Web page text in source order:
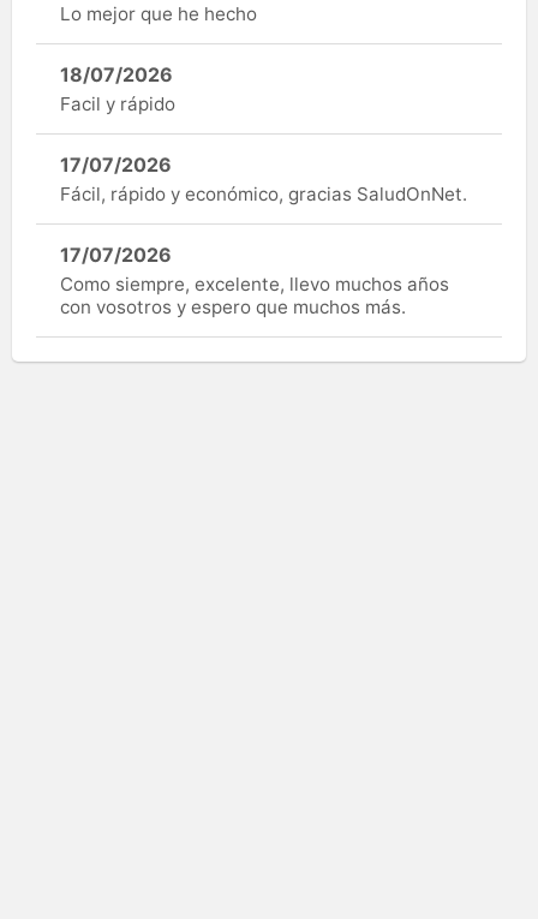
Lo mejor que he hecho
18/07/2026
Facil y rápido
17/07/2026
Fácil, rápido y económico, gracias SaludOnNet.
17/07/2026
Como siempre, excelente, llevo muchos años
con vosotros y espero que muchos más.